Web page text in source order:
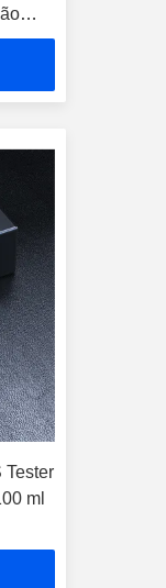
Tester
ml